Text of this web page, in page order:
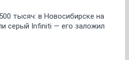
тысяч: в Новосибирске на
серый Infiniti — его заложил